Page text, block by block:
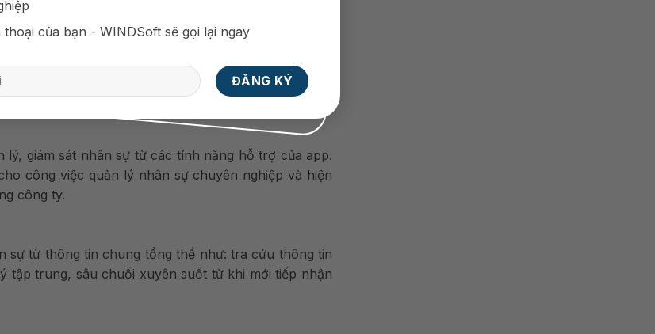
của bạn - WINDSoft sẽ gọi lại ngay
giám sát nhân sự từ các tính năng hỗ trợ của app.
công việc quản lý nhân sự chuyên nghiệp và hiện
công ty.
sự từ thông tin chung tổng thể như: tra cứu thông tin
tập trung, sâu chuỗi xuyên suốt từ khi mới tiếp nhận